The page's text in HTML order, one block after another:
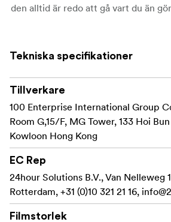
den alltid är redo att gå vart du än
enkelt kan ta fantastiska
Nyckel Funktioner
35 mm filmformat som är
tillgängliga filmbärare
ögonblicksbilder
Inbyggd blixt som drivs av ett
Manuell filmspolning och -
Tekniska specifikationer
Tillverkare
100 Enterprise International Group
Room G,15/F, MG Tower, 133 Hoi
Kowloon Hong Kong
EC Rep
24hour Solutions B.V., Van Nelleweg
Rotterdam, +31 (0)10 321 21 16,
Filmstorlek